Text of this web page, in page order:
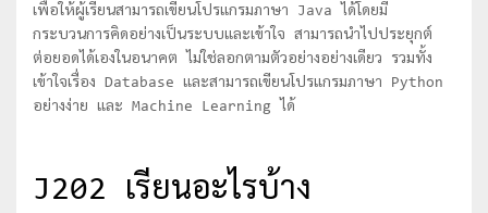
เพื่อให้ผู้เรียนสามารถเขียนโปรแกรมภาษา Java ได้โดยมี
กระบวนการคิดอย่างเป็นระบบและเข้าใจ สามารถนำไปประยุกต์
ต่อยอดได้เองในอนาคต ไม่ใช่ลอกตามตัวอย่างอย่างเดียว รวมทั้ง
เข้าใจเรื่อง Database และสามารถเขียนโปรแกรมภาษา Python
อย่างง่าย และ Machine Learning ได้
J202 เรียนอะไรบ้าง